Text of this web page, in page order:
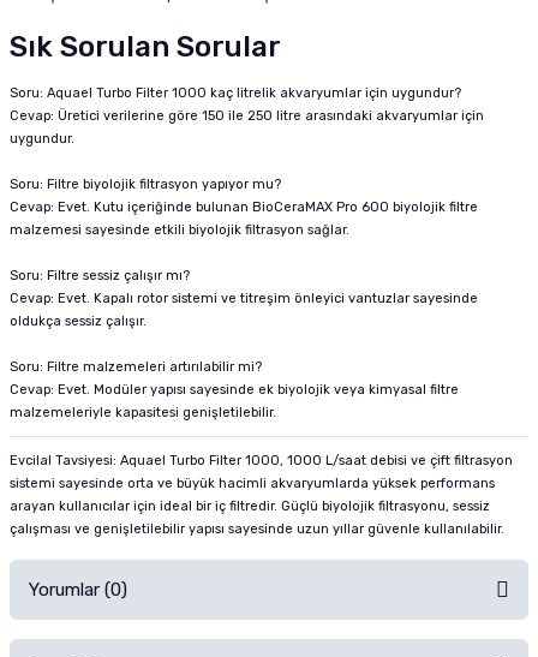
Sık Sorulan Sorular
Soru: Aquael Turbo Filter 1000 kaç litrelik akvaryumlar için uygundur?
Cevap: Üretici verilerine göre 150 ile 250 litre arasındaki akvaryumlar için
uygundur.
Soru: Filtre biyolojik filtrasyon yapıyor mu?
Cevap: Evet. Kutu içeriğinde bulunan BioCeraMAX Pro 600 biyolojik filtre
malzemesi sayesinde etkili biyolojik filtrasyon sağlar.
Soru: Filtre sessiz çalışır mı?
Cevap: Evet. Kapalı rotor sistemi ve titreşim önleyici vantuzlar sayesinde
oldukça sessiz çalışır.
Soru: Filtre malzemeleri artırılabilir mi?
Cevap: Evet. Modüler yapısı sayesinde ek biyolojik veya kimyasal filtre
malzemeleriyle kapasitesi genişletilebilir.
Evcilal Tavsiyesi: Aquael Turbo Filter 1000, 1000 L/saat debisi ve çift filtrasyon
sistemi sayesinde orta ve büyük hacimli akvaryumlarda yüksek performans
arayan kullanıcılar için ideal bir iç filtredir. Güçlü biyolojik filtrasyonu, sessiz
çalışması ve genişletilebilir yapısı sayesinde uzun yıllar güvenle kullanılabilir.
Yorumlar (0)